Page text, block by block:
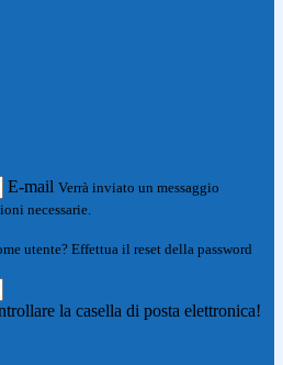
E-mail Verrà inviato un messaggio
necessarie.
utente? Effettua il reset della password
la casella di posta elettronica!